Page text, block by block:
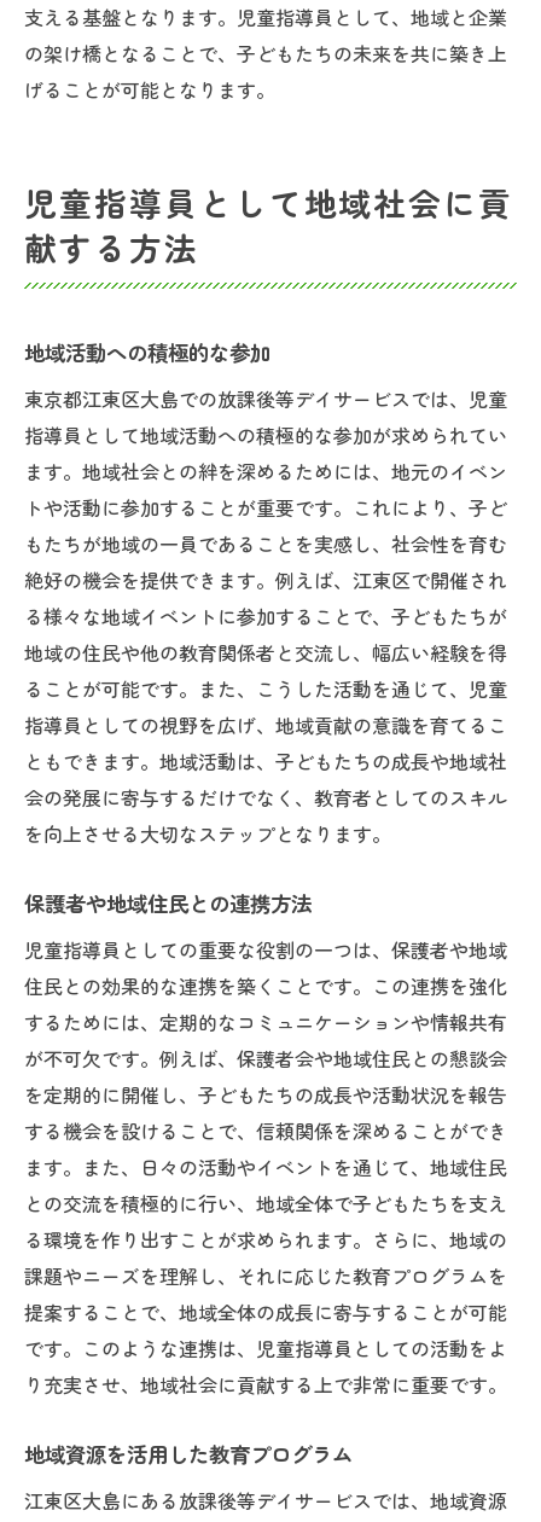
支える基盤となります。児童指導員として、地域と企業
の架け橋となることで、子どもたちの未来を共に築き上
げることが可能となります。
児童指導員として地域社会に貢
献する方法
地域活動への積極的な参加
東京都江東区大島での放課後等デイサービスでは、児童
指導員として地域活動への積極的な参加が求められてい
ます。地域社会との絆を深めるためには、地元のイベン
トや活動に参加することが重要です。これにより、子ど
もたちが地域の一員であることを実感し、社会性を育む
絶好の機会を提供できます。例えば、江東区で開催され
る様々な地域イベントに参加することで、子どもたちが
地域の住民や他の教育関係者と交流し、幅広い経験を得
ることが可能です。また、こうした活動を通じて、児童
指導員としての視野を広げ、地域貢献の意識を育てるこ
ともできます。地域活動は、子どもたちの成長や地域社
会の発展に寄与するだけでなく、教育者としてのスキル
を向上させる大切なステップとなります。
保護者や地域住民との連携方法
児童指導員としての重要な役割の一つは、保護者や地域
住民との効果的な連携を築くことです。この連携を強化
するためには、定期的なコミュニケーションや情報共有
が不可欠です。例えば、保護者会や地域住民との懇談会
を定期的に開催し、子どもたちの成長や活動状況を報告
する機会を設けることで、信頼関係を深めることができ
ます。また、日々の活動やイベントを通じて、地域住民
との交流を積極的に行い、地域全体で子どもたちを支え
る環境を作り出すことが求められます。さらに、地域の
課題やニーズを理解し、それに応じた教育プログラムを
提案することで、地域全体の成長に寄与することが可能
です。このような連携は、児童指導員としての活動をよ
り充実させ、地域社会に貢献する上で非常に重要です。
地域資源を活用した教育プログラム
江東区大島にある放課後等デイサービスでは、地域資源